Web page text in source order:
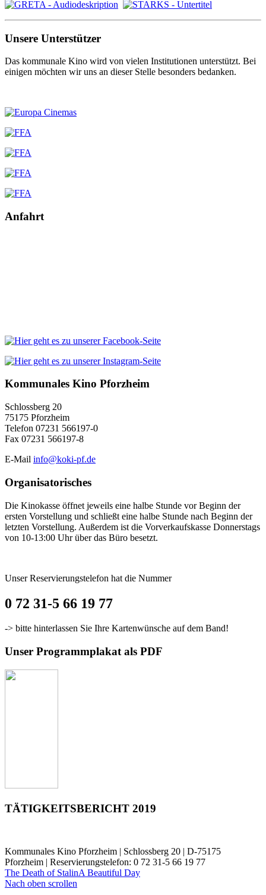
Unsere Unterstützer
Das kommunale Kino wird von vielen Institutionen unterstützt. Bei
einigen möchten wir uns an dieser Stelle besonders bedanken.
Anfahrt
Kommunales Kino Pforzheim
Schlossberg 20
75175 Pforzheim
Telefon 07231 566197-0
Fax 07231 566197-8
E-Mail info@koki-pf.de
Organisatorisches
Die Kinokasse öffnet jeweils eine halbe Stunde vor Beginn der
ersten Vorstellung und schließt eine halbe Stunde nach Beginn der
letzten Vorstellung. Außerdem ist die Vorverkaufskasse Donnerstags
von 10-13:00 Uhr über das Büro besetzt.
Unser Reservierungstelefon hat die Nummer
0 72 31-5 66 19 77
-> bitte hinterlassen Sie Ihre Kartenwünsche auf dem Band!
Unser Programmplakat als PDF
TÄTIGKEITSBERICHT 2019
Kommunales Kino Pforzheim | Schlossberg 20 | D-75175
Pforzheim | Reservierungstelefon: 0 72 31-5 66 19 77
The Death of StalinA Beautiful Day
Nach oben scrollen